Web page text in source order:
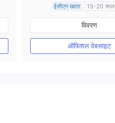
ईसीएन खाता
15-20 साल
ऑस्ट्रेलिया विनियमन
मार्केट मेकिंग (एमएम)
मुख्य-लेबल MT4
विवरण
ऑफिशल वेबसाइट